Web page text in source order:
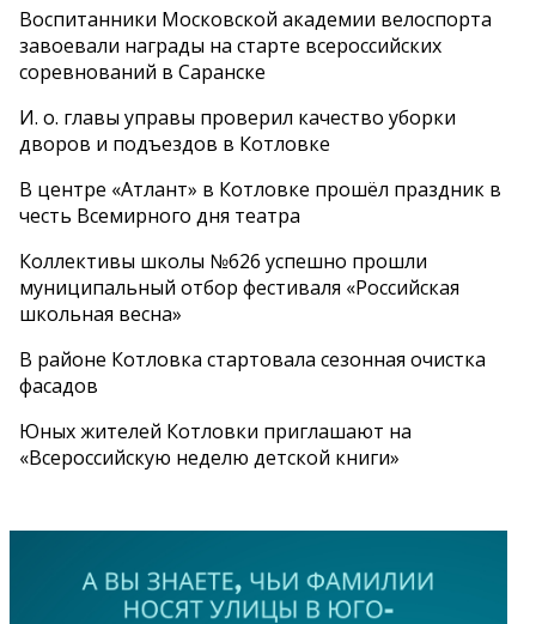
Воспитанники Московской академии велоспорта
завоевали награды на старте всероссийских
соревнований в Саранске
И. о. главы управы проверил качество уборки
дворов и подъездов в Котловке
В центре «Атлант» в Котловке прошёл праздник в
честь Всемирного дня театра
Коллективы школы №626 успешно прошли
муниципальный отбор фестиваля «Российская
школьная весна»
В районе Котловка стартовала сезонная очистка
фасадов
Юных жителей Котловки приглашают на
«Всероссийскую неделю детской книги»